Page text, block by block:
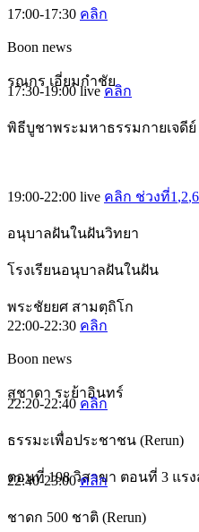
17:00-17:30 คลิก
Boon news
รณกร เอี่ยมกำชัย
17:30-19:00live คลิก
พิธีบูชาพระมหาธรรมกายเจดี
19:00-22:00 live คลิก ช่วงที่1,2,6
อนุบาลฝันในฝันวิทยา
โรงเรียนอนุบาลฝันในฝัน
พระชัยยศ สามตฺถิโก
22:00-22:30 คลิก
Boon news
สุชาดา ระย้าอินทร์
22:20-22:40 คลิก
ธรรมะเพื่อประชาชน (Rerun)
ตอนที่ 198 วิสาขา ตอนที่ 3 แร
22:40-23:00คลิก
ชาดก 500 ชาติ (Rerun)